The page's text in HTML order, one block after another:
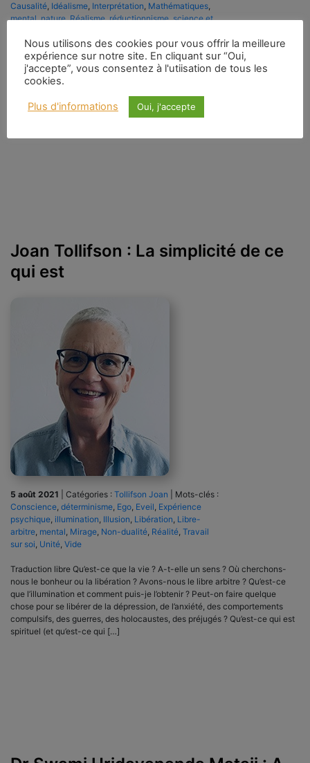
Causalité, Idéalisme, Interprétation, Mathématiques,
mental,nature,Réalisme,réductionnisme,science et
Gordon Gillespie est actuaire, gestionnaire de risques quantitatifs et
scientifique des données. Il est titulaire d’un doctorat en philosophie et est
l’auteur de l’ouvrage en langue allemande L’Oracle des nombres : une brève
___________ Afin de combler le fossé béant entre les sciences humaines et
Joan Tollifson : La simplicité de ce
qui est
5 août 2021 Catégories : Tollifson Joan
Mots-clés :
Conscience, déterminisme, Ego, Eveil, Expérience
psychique, illumination, Illusion, Libération, Libre-
arbitre, mental, Mirage, Non-dualité, Réalité, Travail
sur soi, Unité, Vide
Traduction libre Qu’est-ce que la vie ? A-t-elle un sens ? Où cherchons-
nous le bonheur ou la libération ? Avons-nous le libre arbitre ? Qu’est-ce
que l’illumination et comment puis-je l’obtenir ? Peut-on faire quelque
chose pour se libérer de la dépression, de l’anxiété, des comportements
compulsifs, des guerres, des holocaustes, des préjugés ? Qu’est-ce qui est
spirituel (et qu’est-ce qui […]
Nous utilisons des cookies pour vous offrir la meilleure
expérience sur notre site. En cliquant sur “Oui,
j'accepte”, vous consentez à l'utiisation de tous les
cookies.
Plus d'informations Oui, j'accepte